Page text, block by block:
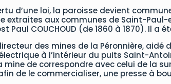
d’une loi, la paroisse devient
extraites aux communes de Saint-
Paul COUCHOUD (de 1860 à 1870). Il
des mines de la Péronnière, aidé
à l’intérieur du puits Saint-
de correspondre avec celui de la
de le commercialiser, une presse à